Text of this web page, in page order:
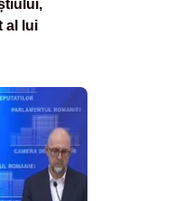
al lui